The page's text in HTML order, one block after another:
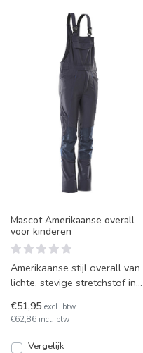
Mascot Amerikaanse overall
voor kinderen
Amerikaanse stijl overall van
lichte, stevige stretchstof in
waterafst
€51,95 excl. btw
€62,86 incl. btw
Vergelijk